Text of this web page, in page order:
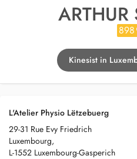
ARTHUR
898
Kinesist in
L'Atelier Physio Lëtzebuerg
29-31 Rue Evy Friedrich
Luxembourg,
L-1552 Luxembourg-Gasperich